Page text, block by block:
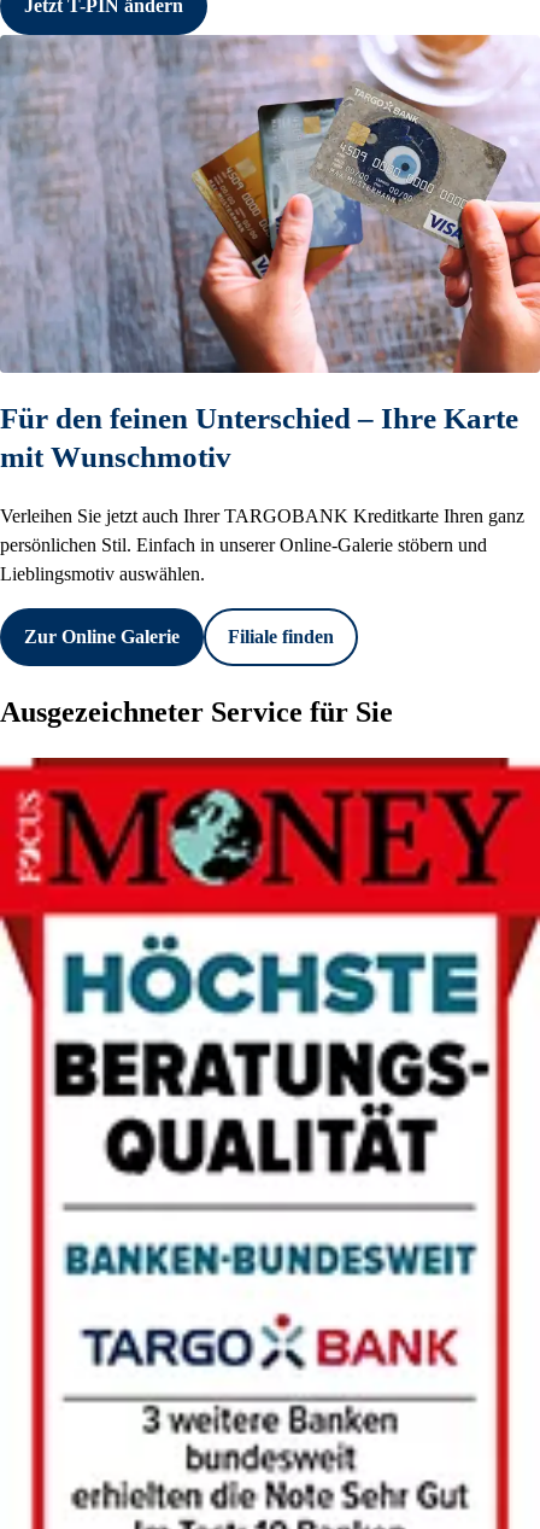
Jetzt T-PIN ändern
Für den feinen Unterschied – Ihre Karte
mit Wunschmotiv
Verleihen Sie jetzt auch Ihrer TARGOBANK Kreditkarte Ihren ganz
persönlichen Stil. Einfach in unserer Online-Galerie stöbern und
Lieblingsmotiv auswählen.
Zur Online Galerie Filiale finden
Ausgezeichneter Service für Sie